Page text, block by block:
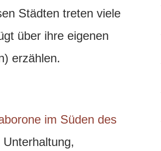
Städten treten viele
über ihre eigenen
erzählen.
im Süden des